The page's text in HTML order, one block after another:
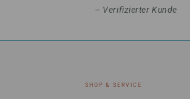
Verifizierter Kunde
SHOP & SERVICE